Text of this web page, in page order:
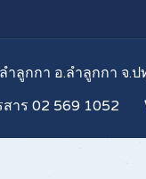
ำลูกกา อ.ลำลูกกา จ.
สาร 02 569 1052